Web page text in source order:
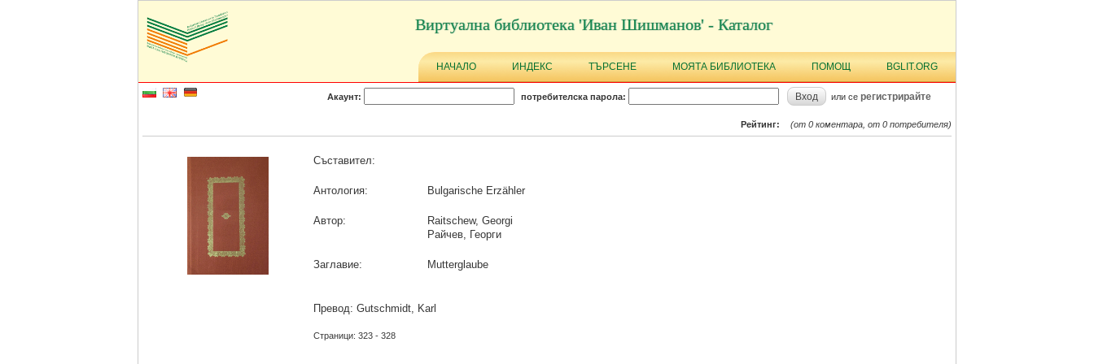
Виртуална библиотека 'Иван Шишманов' - Каталог
НАЧАЛО ИНДЕКС ТЪРСЕНЕ МОЯТА БИБЛИОТЕКА ПОМОЩ BGLIT.ORG
Акаунт: потребителска парола: Вход или се регистрирайте
Рейтинг: (от 0 коментара, от 0 потребителя)
Съставител:
Антология: Bulgarische Erzähler
Автор:
Raitschew, Georgi
Райчев, Георги
Заглавие: Mutterglaube
Превод: Gutschmidt, Karl
Страници: 323 - 328